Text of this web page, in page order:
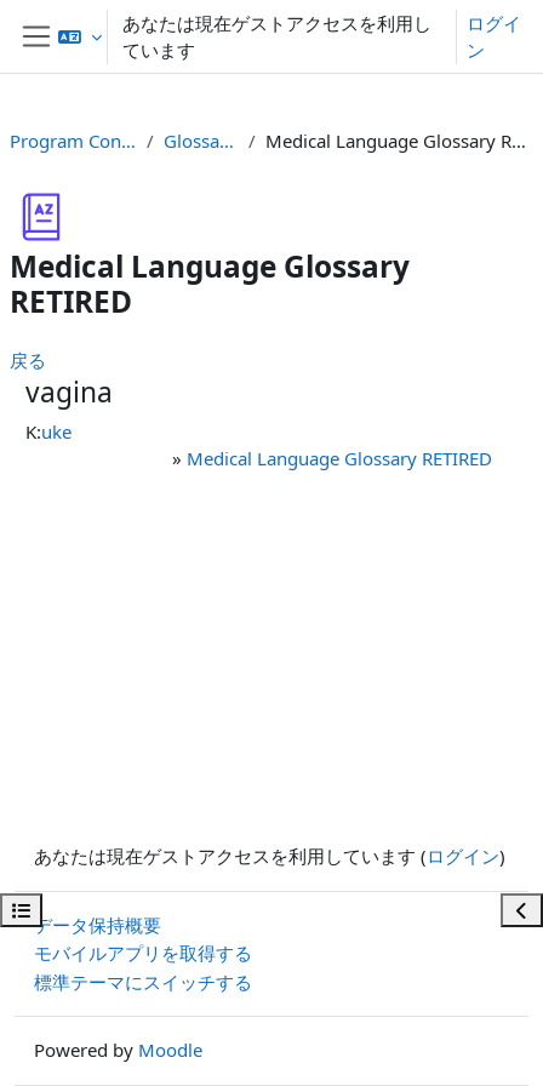
メインコンテンツへスキップする
サイドパネル
あなたは現在ゲストアクセスを利用し
ています
ログイ
ン
コースインデックスを開く ブ
Program Content Glossaries Medical Language Glossary RETIRED
Medical Language Glossary
RETIRED
戻る
vagina
K:uke
» Medical Language Glossary RETIRED
あなたは現在ゲストアクセスを利用しています (ログイン)
データ保持概要
モバイルアプリを取得する
標準テーマにスイッチする
Powered by Moodle